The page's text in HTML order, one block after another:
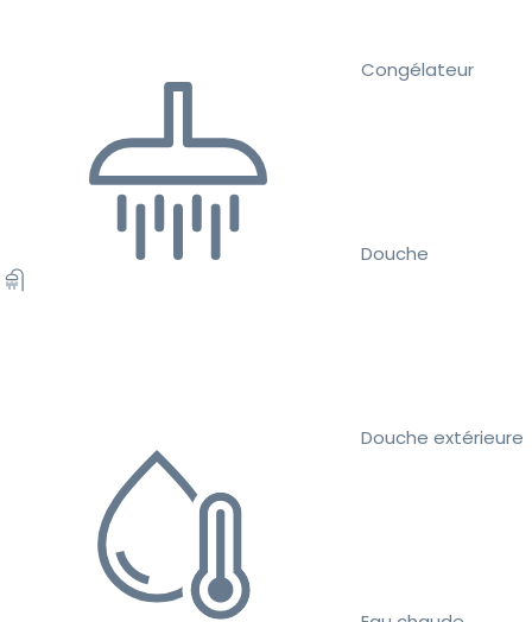
Congélateur
Douche
Douche extérieure